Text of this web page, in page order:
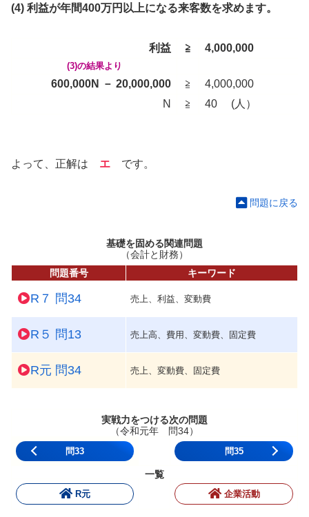
(4) 利益が年間400万円以上になる来客数を求めます。
利益 ≧ 4,000,000
(3)の結果より
600,000N － 20,000,000 ≧
4,000,000
N
≧ 40 (人）
よって、正解は エ です。
問題に戻る
基礎を固める関連問題
（会計と財務）
問題番号
キーワード
R７ 問34 売上、利益、変動費
R５ 問13 売上高、費用、変動費、固定費
R元 問34 売上、変動費、固定費
実戦力をつける次の問題
（令和元年 問34）
問33 問35
一覧
R元 企業活動